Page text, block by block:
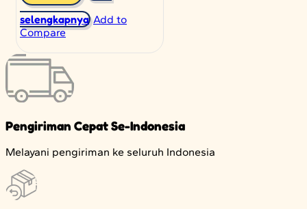
selengkapnya Add to
Compare
Pengiriman Cepat Se-Indonesia
Melayani pengiriman ke seluruh Indonesia